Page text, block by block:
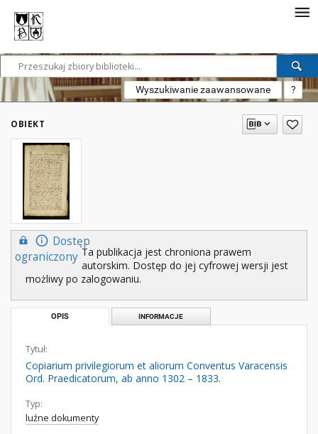
Wyszukiwanie zaawansowane ?
OBIEKT
Dostęp
ograniczony Ta publikacja jest chroniona prawem
autorskim. Dostęp do jej cyfrowej wersji jest
możliwy po zalogowaniu.
OPIS INFORMACJE
Tytuł:
Copiarium privilegiorum et aliorum Conventus Varacensis
Ord. Praedicatorum, ab anno 1302 – 1833.
Typ:
luźne dokumenty